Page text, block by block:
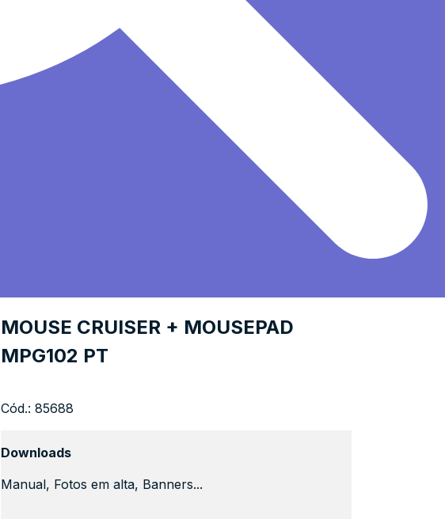
MOUSE CRUISER + MOUSEPAD
MPG102 PT
Cód.: 85688
Downloads
Manual, Fotos em alta, Banners...